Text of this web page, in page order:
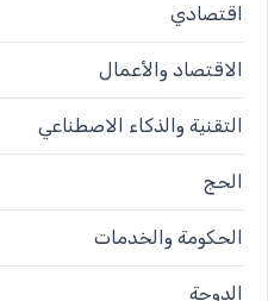
اقتصادي
الاقتصاد والأعمال
التقنية والذكاء الاصطناعي
الحج
الحكومة والخدمات
الدوحة